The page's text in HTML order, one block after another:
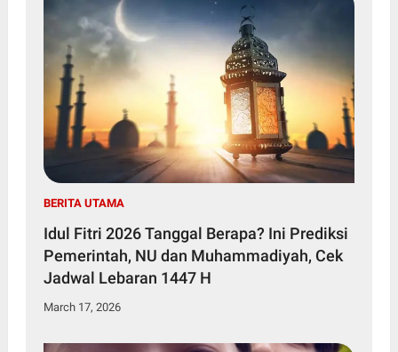
BERITA UTAMA
Idul Fitri 2026 Tanggal Berapa? Ini Prediksi
Pemerintah, NU dan Muhammadiyah, Cek
Jadwal Lebaran 1447 H
March 17, 2026